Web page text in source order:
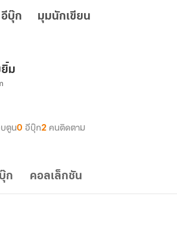
อีบุ๊ก มุมนักเขียน
ม
บตูน0 อีบุ๊ก2 คนติดตาม
ก คอลเล็กชัน